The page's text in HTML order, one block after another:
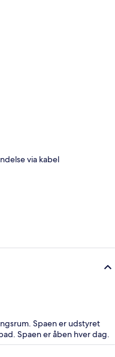
via kabel
Spaen er udstyret
Spaen er åben hver dag.